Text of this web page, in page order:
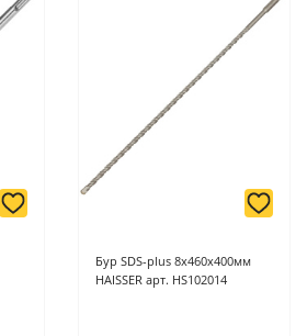
Бур SDS-plus 8х460х400мм
HAISSER арт. HS102014